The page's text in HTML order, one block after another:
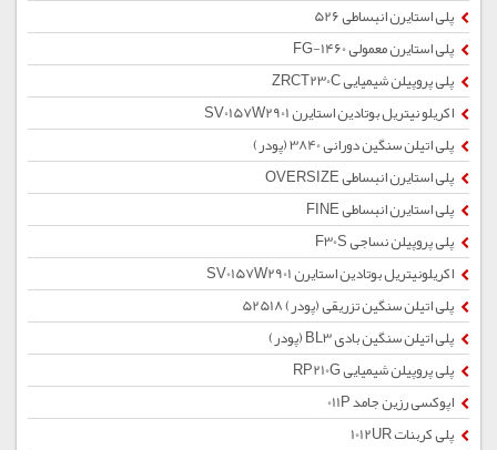
پلی استایرن انبساطی 526
پلی استایرن معمولی 1460-FG
پلی پروپیلن شیمیایی ZRCT230C
اکریلو نیتریل بوتادین استایرن SV0157W2901
پلی اتیلن سنگین دورانی 3840 (پودر)
پلی استایرن انبساطی OVERSIZE
پلی استایرن انبساطی FINE
پلی پروپیلن نساجی F30S
اکریلونیتریل بوتادین استایرن SV0157W2901
پلی اتیلن سنگین تزریقی (پودر) 52518
پلی اتیلن سنگین بادی BL3 (پودر)
پلی پروپیلن شیمیایی RP210G
اپوکسی رزین جامد 011P
پلی کربنات 1012UR